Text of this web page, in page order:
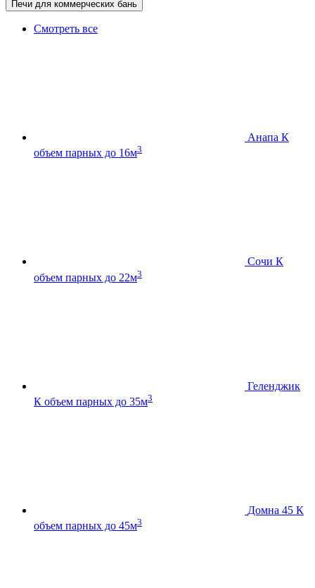
Печи для коммерческих бань
Смотреть все
Анапа К
объем парных до 16м3
Сочи К
объем парных до 22м3
Геленджик
К объем парных до 35м3
Домна 45 К
объем парных до 45м3